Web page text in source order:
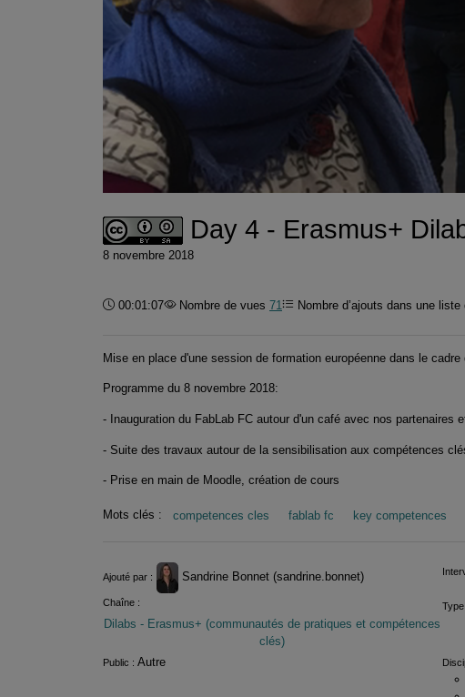
Day 4 - Erasmus+
8 novembre 2018
Durée :
00:01:07 Nombre de vues 71 Nombre d’ajouts dans une liste
Mise en place d'une session de formation européenne dans le cadre
Programme du 8 novembre 2018:
- Inauguration du FabLab FC autour d'un café avec nos partenaires
- Suite des travaux autour de la sensibilisation aux compétences
- Prise en main de Moodle, création de cours
Mots clés : competences cles fablab fc key competences
Informations
Ajouté par : Sandrine Bonnet (sandrine.bonnet)
Chaîne :
Dilabs - Erasmus+ (communautés de pratiques et compétences
clés)
Type
Public : Autre